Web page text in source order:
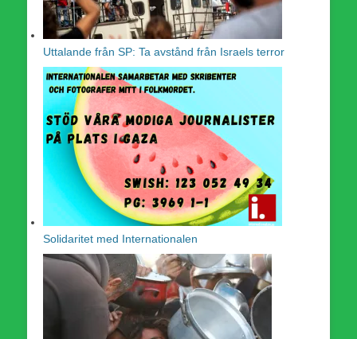
Uttalande från SP: Ta avstånd från Israels terror
Solidaritet med Internationalen